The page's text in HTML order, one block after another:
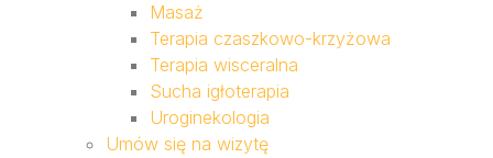
Masaż
Terapia czaszkowo-krzyżowa
Terapia wisceralna
Sucha igłoterapia
Uroginekologia
Umów się na wizytę